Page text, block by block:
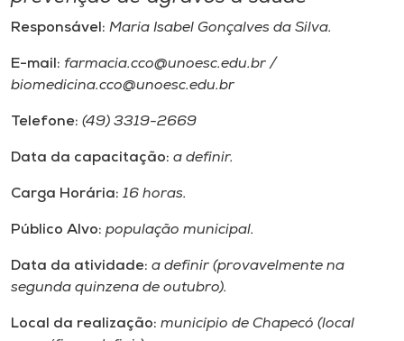
Responsável: Maria Isabel Gonçalves da Silva.
E-mail: farmacia.cco@unoesc.edu.br /
biomedicina.cco@unoesc.edu.br
Telefone: (49) 3319-2669
Data da capacitação: a definir.
Carga Horária: 16 horas.
Público Alvo: população municipal.
Data da atividade: a definir (provavelmente na
segunda quinzena de outubro).
Local da realização: município de Chapecó (local